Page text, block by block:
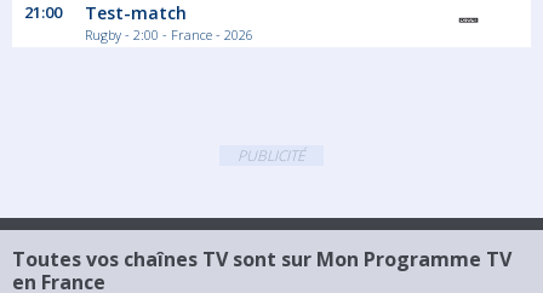
21:00 Test-match
Rugby - 2:00 - France - 2026
PUBLICITÉ
Toutes vos chaînes TV sont sur Mon Programme TV
en France